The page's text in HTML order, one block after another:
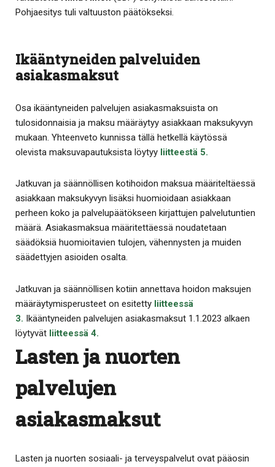
Pohjaesitys tuli valtuuston päätökseksi.
Ikääntyneiden palveluiden
asiakasmaksut
Osa ikääntyneiden palvelujen asiakasmaksuista on
tulosidonnaisia ja maksu määräytyy asiakkaan maksukyvyn
mukaan. Yhteenveto kunnissa tällä hetkellä käytössä
olevista maksuvapautuksista löytyy liitteestä 5.
Jatkuvan ja säännöllisen kotihoidon maksua määriteltäessä
asiakkaan maksukyvyn lisäksi huomioidaan asiakkaan
perheen koko ja palvelupäätökseen kirjattujen palvelutuntien
määrä. Asiakasmaksua määritettäessä noudatetaan
säädöksiä huomioitavien tulojen, vähennysten ja muiden
säädettyjen asioiden osalta.
Jatkuvan ja säännöllisen kotiin annettava hoidon maksujen
määräytymisperusteet on esitetty liitteessä
3. Ikääntyneiden palvelujen asiakasmaksut 1.1.2023 alkaen
löytyvät liitteessä 4.
Lasten ja nuorten
palvelujen
asiakasmaksut
Lasten ja nuorten sosiaali- ja terveyspalvelut ovat pääosin